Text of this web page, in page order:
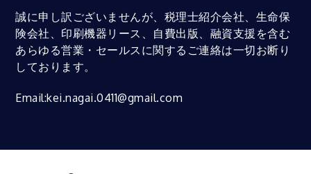
誠に申し訳ございませんが、税理士紹介会社、生命保
険会社、印刷機器リース、自費出版、融資支援を含む
あらゆる営業・セールスに関するご連絡は一切お断り
しております。
Email:kei.nagai.0411@gmail.com